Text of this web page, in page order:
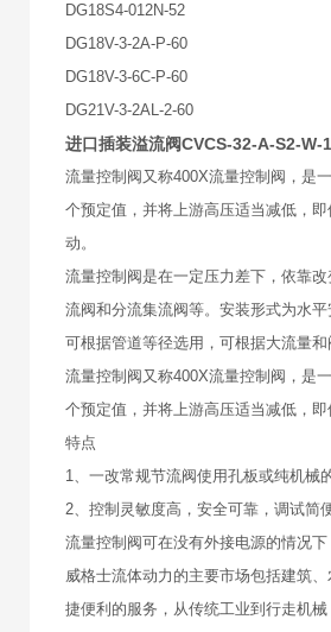
DG18S4-012N-52
DG18V-3-2A-P-60
DG18V-3-6C-P-60
DG21V-3-2AL-2-60
进口插装溢流阀CVCS-32-A-S2-W-
流量控制阀又称400X流量控制阀，是
个预定值，并将上游高压适当减低，
动。
流量控制阀是在一定压力差下，依靠
流阀和分流集流阀等。安装形式为水
可根据管道等径选用，可根据大流量和
流量控制阀又称400X流量控制阀，是
个预定值，并将上游高压适当减低，
特点
1、一改常规节流阀使用孔板或纯机械
2、控制灵敏度高，安全可靠，调试简
流量控制阀可在没有外接电源的情况
威格士流体动力的主要市场包括建筑
捷便利的服务，从传统工业到行走机